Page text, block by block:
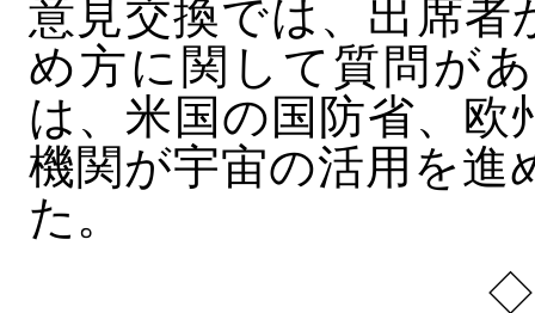
意見交換では、出席者
め方に関して質問が
は、米国の国防省、
機関が宇宙の活用を進
た。